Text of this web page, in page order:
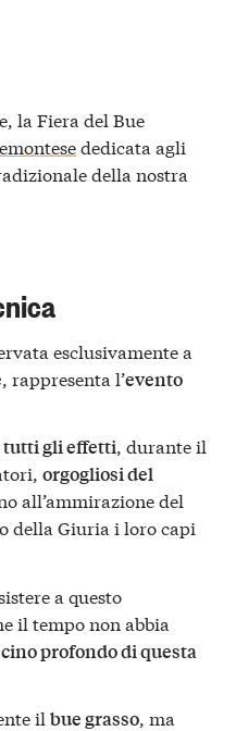
la Fiera del Bue
dedicata agli
della nostra
esclusivamente a
, rappresenta l’evento
tutti gli effetti, durante il
orgogliosi del
all’ammirazione del
della Giuria i loro capi
a questo
il tempo non abbia
profondo di questa
il bue grasso, ma